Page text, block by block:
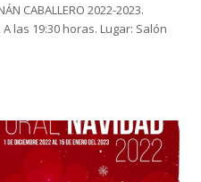
CABALLERO 2022-2023.
las 19:30 horas. Lugar: Salón